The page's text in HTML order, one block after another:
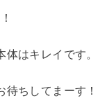
はキレイです。
待ちしてまーす！